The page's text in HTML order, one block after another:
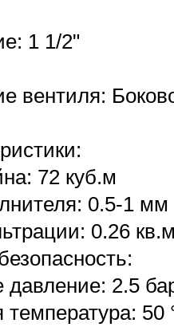
1 1/2"
вентиля:
72 куб.м
0.5-1 мм
0.26
2.5
50